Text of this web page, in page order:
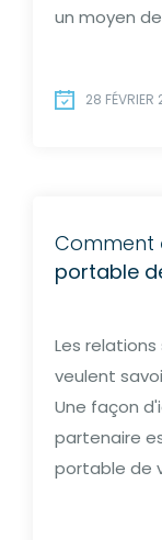
un moyen
28 FÉVRIER
Comment
portable
Les
veulent
Une façon
partenaire
portable de